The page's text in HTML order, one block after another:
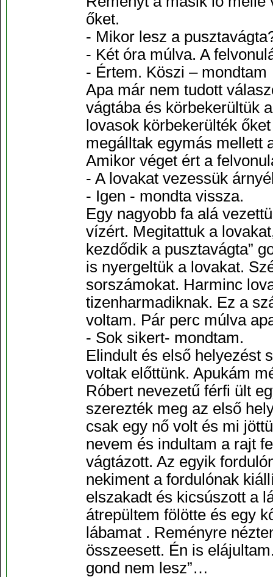
őket.
- Mikor lesz a
- Két óra múlva. A
- Értem. Köszi – mondtam
Apa már nem tudott
vágtába és körbekerültük
lovasok körbekerülték
megálltak egymás mellett
Amikor véget ért a
- A lovakat vezessük
- Igen - mondta vissza.
Egy nagyobb fa alá
vízért. Megitattuk a
kezdődik a pusztavágta”
is nyergeltük a lovakat.
sorszámokat. Harminc
tizenharmadiknak. Ez a
voltam. Pár perc múlva
- Sok sikert- mondtam.
Elindult és első helyezést
voltak előttünk. Apukám
Róbert nevezetű férfi ült
szerezték meg az első
csak egy nő volt és mi
nevem és indultam a rajt
vágtázott. Az egyik
nekiment a fordulónak
elszakadt és kicsúszott a
átrepültem fölötte és egy
lábamat . Reményre
összeesett. Én is
gond nem lesz”…